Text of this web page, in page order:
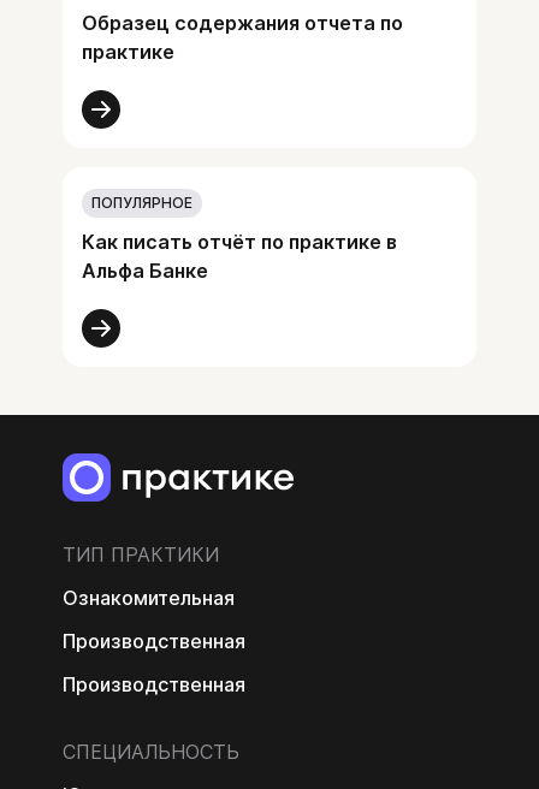
Образец содержания отчета по
практике
ПОПУЛЯРНОЕ
Как писать отчёт по практике в
Альфа Банке
ТИП ПРАКТИКИ
Ознакомительная
Производственная
Производственная
СПЕЦИАЛЬНОСТЬ